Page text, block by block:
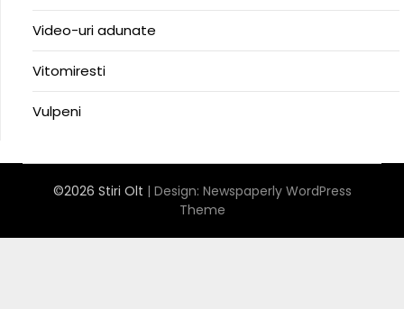
Video-uri adunate
Vitomiresti
Vulpeni
©2026 Stiri Olt | Design: Newspaperly WordPress
Theme